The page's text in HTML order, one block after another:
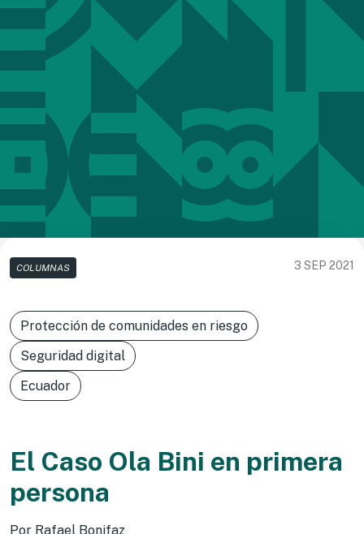
COLUMNAS 3 SEP 2021
Protección de comunidades en riesgo
Seguridad digital
Ecuador
El Caso Ola Bini en primera
persona
Por Rafael Bonifaz